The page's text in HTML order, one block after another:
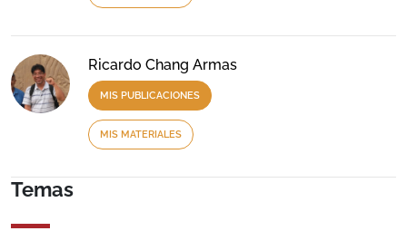
Ricardo Chang Armas
MIS PUBLICACIONES
MIS MATERIALES
Temas